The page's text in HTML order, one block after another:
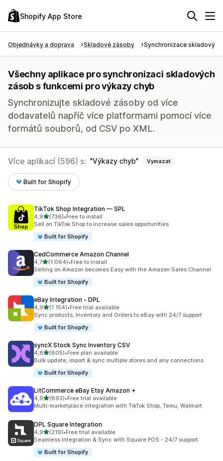
Shopify App Store
Objednávky a doprava Skladové zásoby Synchronizace
Všechny aplikace pro synchronizaci skladových
zásob s funkcemi pro výkazy chyb
Synchronizujte skladové zásoby od více
dodavatelů napříč více platformami pomocí více
formátů souborů, od CSV po XML.
Více aplikací (596) s: Výkazy chyb Vymazat
Built for Shopify
TikTok Shop Integration — SPL
4,9z 5 hvězd
(736)
Celkový počet recenzí: 736
•Free to install
Sell on TikTok Shop to increase sales opportunities
Built for Shopify
CedCommerce Amazon Channel
4,7z 5 hvězd
(1 064)
Celkový počet recenzí: 1064
•Free to install
Selling on Amazon becomes Easy with the Amazon Sales Channel
Built for Shopify
eBay Integration ‑ DPL
4,9z 5 hvězd
(1 154)
Celkový počet recenzí: 1154
•Free trial available
Sync products, Inventory and Orders to eBay with 24/7 support
Built for Shopify
syncX Stock Sync Inventory CSV
4,8z 5 hvězd
(805)
Celkový počet recenzí: 805
•Free plan available
Bulk update, import & sync multiple stores and any connections
Built for Shopify
LitCommerce eBay Etsy Amazon +
4,9z 5 hvězd
(893)
Celkový počet recenzí: 893
•Free trial available
Multi-marketplace integration with TikTok Shop, Temu, Walmart
DPL Square Integration
4,9z 5 hvězd
(219)
Celkový počet recenzí: 219
•Free trial available
Seamless Integration & Sync with Square POS - 24/7 support
Built for Shopify